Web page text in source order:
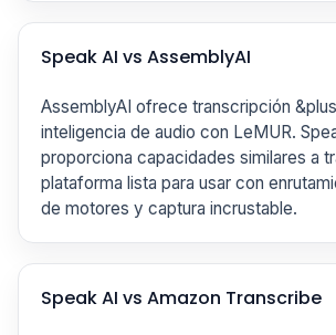
Speak AI vs AssemblyAI
AssemblyAI ofrece transcripción
inteligencia de audio con LeMUR.
proporciona capacidades similares a
plataforma lista para usar con
de motores y captura incrustable.
Speak AI vs Amazon Transcribe